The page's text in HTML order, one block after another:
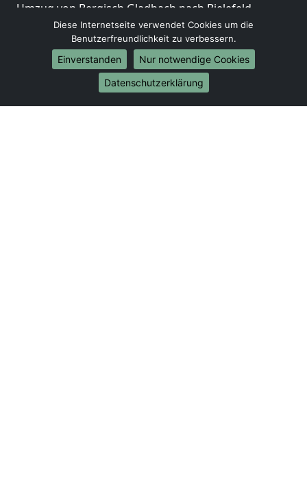
Umzug von Bergisch Gladbach nach Bielefeld
Umzug von Bergisch Gladbach nach Bonn
Umzug von Bergisch Gladbach nach Münster
Internationale-Umzüge
Umzug von Bergisch Gladbach nach Brasilien
Umzug von Bergisch Gladbach nach Brunei
Diese Internetseite verwendet Cookies um die
Benutzerfreundlichkeit zu verbessern.
Einverstanden
Nur notwendige Cookies
Datenschutzerklärung